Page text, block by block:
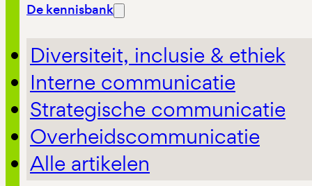
De kennisbank
Diversiteit, inclusie & ethiek
Interne communicatie
Strategische communicatie
Overheidscommunicatie
Alle artikelen